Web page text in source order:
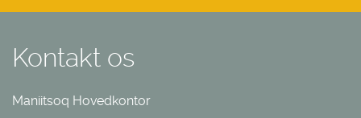
Kontakt os
Maniitsoq Hovedkontor